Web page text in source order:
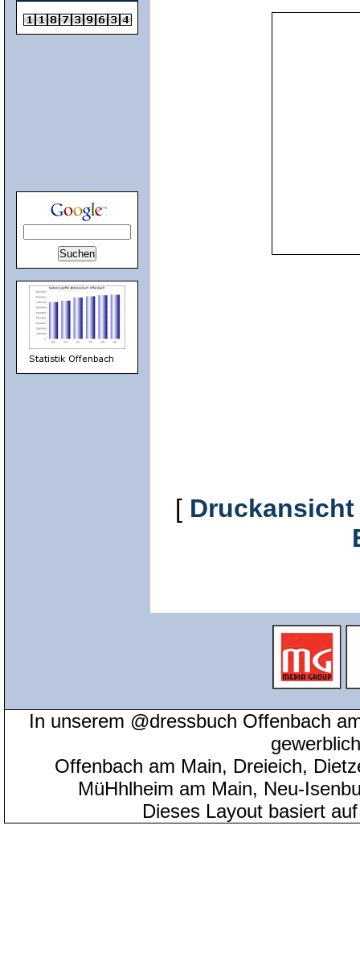
[ Druckansicht
In unserem @dressbuch Offenbach
Offenbach am Main, Dreieich,
MüHhlheim am Main, Neu-
Dieses Layout basiert